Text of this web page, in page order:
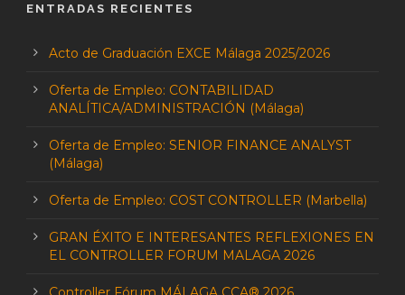
ENTRADAS RECIENTES
Acto de Graduación EXCE Málaga 2025/2026
Oferta de Empleo: CONTABILIDAD
ANALÍTICA/ADMINISTRACIÓN (Málaga)
Oferta de Empleo: SENIOR FINANCE ANALYST
(Málaga)
Oferta de Empleo: COST CONTROLLER (Marbella)
GRAN ÉXITO E INTERESANTES REFLEXIONES EN
EL CONTROLLER FORUM MALAGA 2026